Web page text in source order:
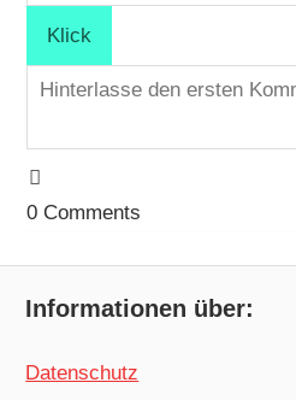
0 Comments
Informationen über:
Datenschutz